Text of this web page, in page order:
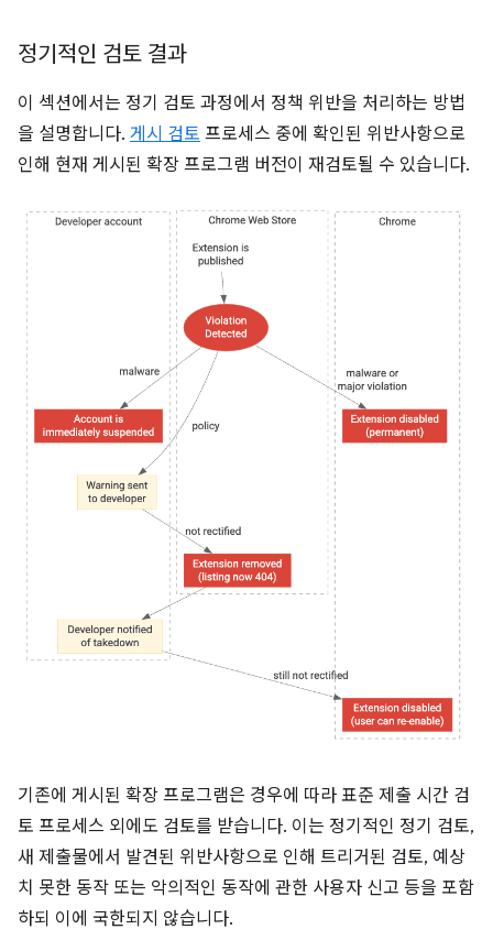
정기적인 검토 결과
이 섹션에서는 정기 검토 과정에서 정책 위반을 처리하는 방법
을 설명합니다. 게시 검토 프로세스 중에 확인된 위반사항으로
인해 현재 게시된 확장 프로그램 버전이 재검토될 수 있습니다.
기존에 게시된 확장 프로그램은 경우에 따라 표준 제출 시간 검
토 프로세스 외에도 검토를 받습니다. 이는 정기적인 정기 검토,
새 제출물에서 발견된 위반사항으로 인해 트리거된 검토, 예상
치 못한 동작 또는 악의적인 동작에 관한 사용자 신고 등을 포함
하되 이에 국한되지 않습니다.